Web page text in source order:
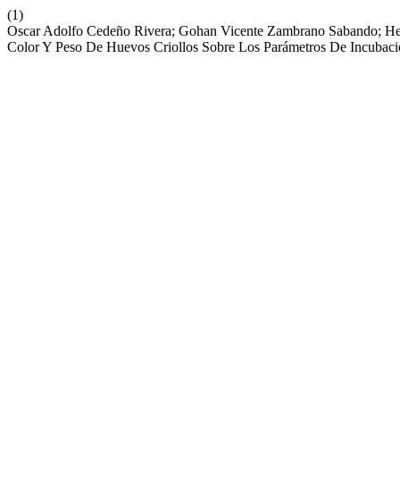
(1)
Oscar Adolfo Cedeño Rivera; Gohan Vicente Zambrano Sabando;
Color Y Peso De Huevos Criollos Sobre Los Parámetros De